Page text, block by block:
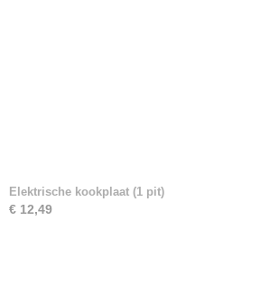
Elektrische kookplaat (1 pit)
€ 12,49